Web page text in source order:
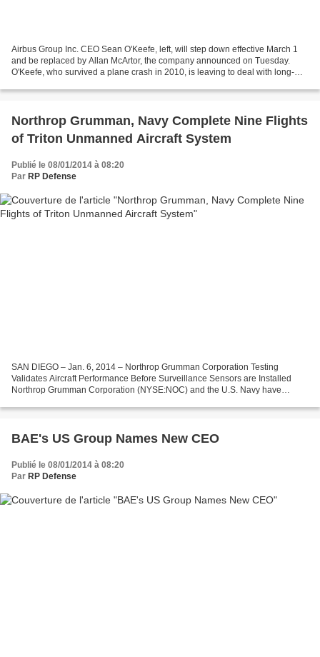
Airbus Group Inc. CEO Sean O'Keefe, left, will step down effective March 1
and be replaced by Allan McArtor, the company announced on Tuesday.
O'Keefe, who survived a plane crash in 2010, is leaving to deal with long-
Northrop Grumman, Navy Complete Nine Flights
of Triton Unmanned Aircraft System
Publié le 08/01/2014 à 08:20
Par RP Defense
SAN DIEGO – Jan. 6, 2014 – Northrop Grumman Corporation Testing
Validates Aircraft Performance Before Surveillance Sensors are Installed
Northrop Grumman Corporation (NYSE:NOC) and the U.S. Navy have
BAE's US Group Names New CEO
Publié le 08/01/2014 à 08:20
Par RP Defense